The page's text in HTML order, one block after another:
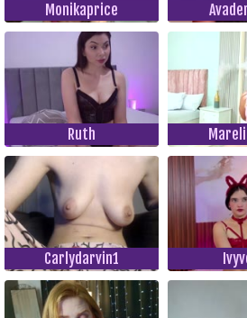
Monikaprice
Ruth
Carlydarvin1